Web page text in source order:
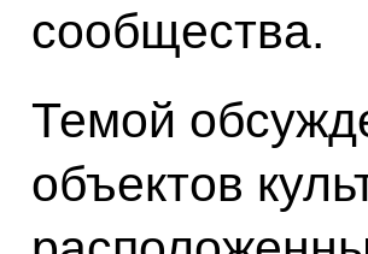
сообщества.
Темой
объектов